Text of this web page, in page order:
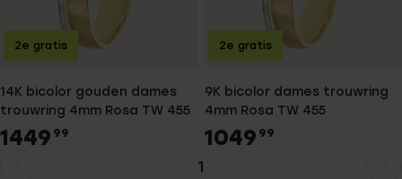
14K bicolor gouden dames
trouwring 4mm Rosa TW 455
1449 99
2e gratis
9K bicolor dames trouwring
4mm Rosa TW 455
1049 99
2e gratis
1